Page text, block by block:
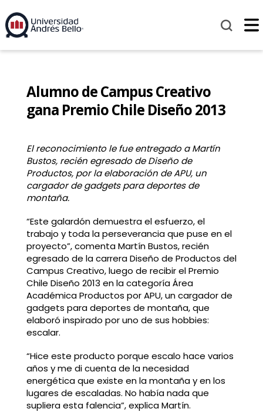
Alumno de Campus Creativo
gana Premio Chile Diseño 2013
El reconocimiento le fue entregado a Martín
Bustos, recién egresado de Diseño de
Productos, por la elaboración de APU, un
cargador de gadgets para deportes de
montaña.
“Este galardón demuestra el esfuerzo, el
trabajo y toda la perseverancia que puse en el
proyecto”, comenta Martín Bustos, recién
egresado de la carrera Diseño de Productos del
Campus Creativo, luego de recibir el Premio
Chile Diseño 2013 en la categoría Área
Académica Productos por APU, un cargador de
gadgets para deportes de montaña, que
elaboró inspirado por uno de sus hobbies:
escalar.
“Hice este producto porque escalo hace varios
años y me di cuenta de la necesidad
energética que existe en la montaña y en los
lugares de escaladas. No había nada que
supliera esta falencia”, explica Martín.